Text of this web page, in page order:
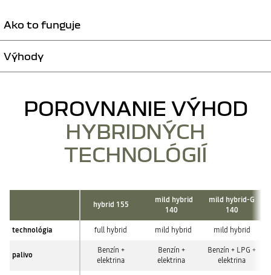
Ako to funguje
Elektromotor umožňuje 100 % elektrickú jazdu a po zvyšok času
podporuje výkon spaľovacieho motora.
Multimódová prevodovka automaticky prepína medzi 3 jazdnými
režimami:
100 % elektrický
elektrina + spaľovací motor
100 % spaľovací motor
Výhody
Až o 40 %* nižšia spotreba paliva a emisie CO
2ako pri
ekvivalentnom benzínovom motore.
80 % času jazdy v zastavaných oblastiach na 100 % elektrický
* V mestskom cykle
POROVNANIE VÝHOD
HYBRIDNÝCH
TECHNOLÓGIÍ
hybrid 155
mild hybrid
140
mild hybrid-G
140
technológia full hybrid mild hybrid mild hybrid
palivo
Benzín +
elektrina
Benzín +
elektrina
Benzín + LPG +
elektrina